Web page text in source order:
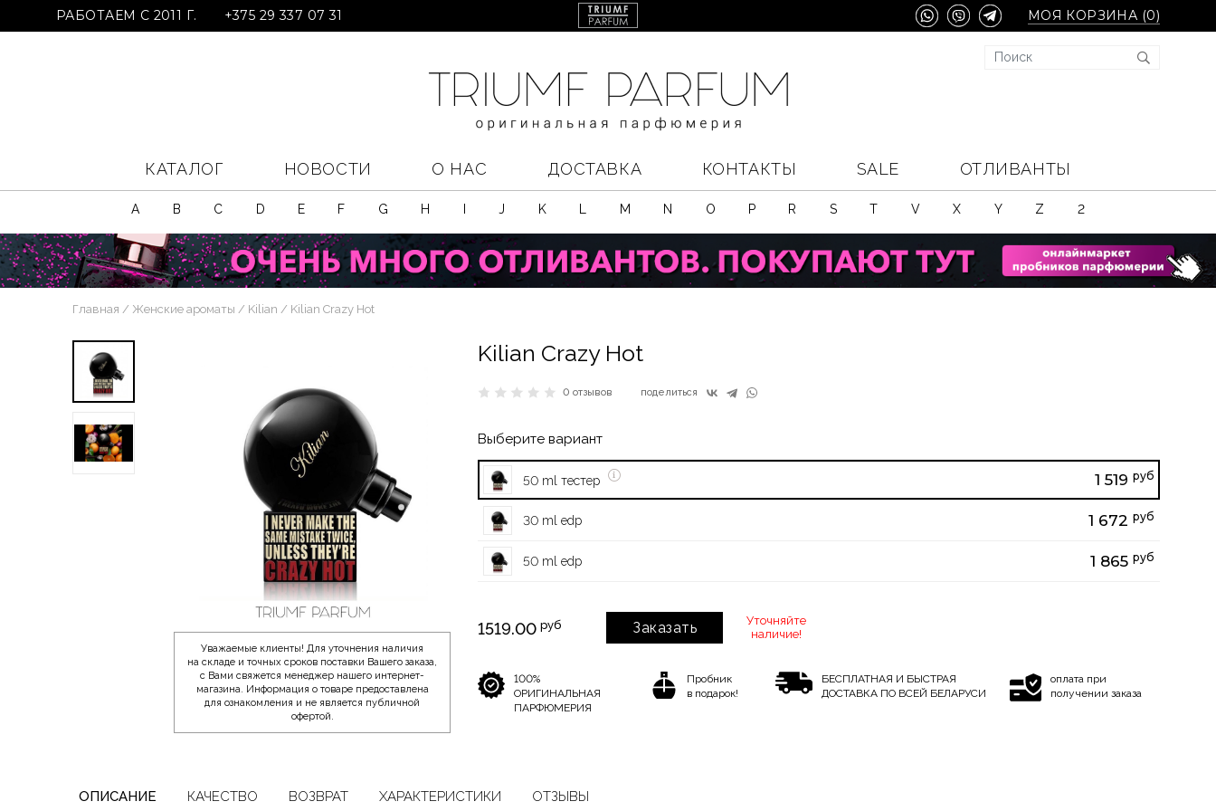
РАБОТАЕМ С 2011 Г. +375 29 337 07 31 МОЯ КОРЗИНА (0)
КАТАЛОГ НОВОСТИ О НАС ДОСТАВКА КОНТАКТЫ SALE ОТЛИВАНТЫ
A B C D E F G H J K M N O P R S T V X Y Z 2
Главная Женские ароматы Kilian Kilian Crazy Hot
Уважаемые клиенты! Для уточнения наличия
на складе и точных сроков поставки Вашего заказа,
с Вами свяжется менеджер нашего интернет-
магазина. Информация о товаре предоставлена
для ознакомления и не является публичной
офертой.
Kilian Crazy Hot
0 отзывов поделиться
Выберите вариант
50 ml тестер 1 519 руб
30 ml edp 1 672 руб
50 ml edp 1 865 руб
1519.00 руб Заказать
Уточняйте
наличие!
100%
ОРИГИНАЛЬНАЯ
ПАРФЮМЕРИЯ
Пробник
в подарок!
БЕСПЛАТНАЯ И БЫСТРАЯ
ДОСТАВКА ПО ВСЕЙ БЕЛАРУСИ
оплата при
получении заказа
ОПИСАНИЕ КАЧЕСТВО ВОЗВРАТ ХАРАКТЕРИСТИКИ ОТЗЫВЫ